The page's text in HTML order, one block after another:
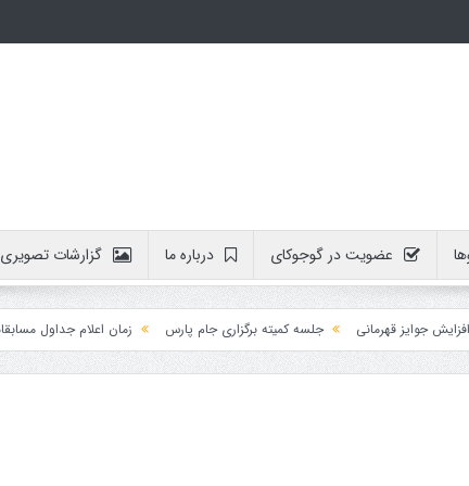
عضویت در گوجوکای درباره ما گزارشات تصویری
قهرمانی جلسه کمیته برگزاری جام پارس زمان اعلام جداول مسابقات